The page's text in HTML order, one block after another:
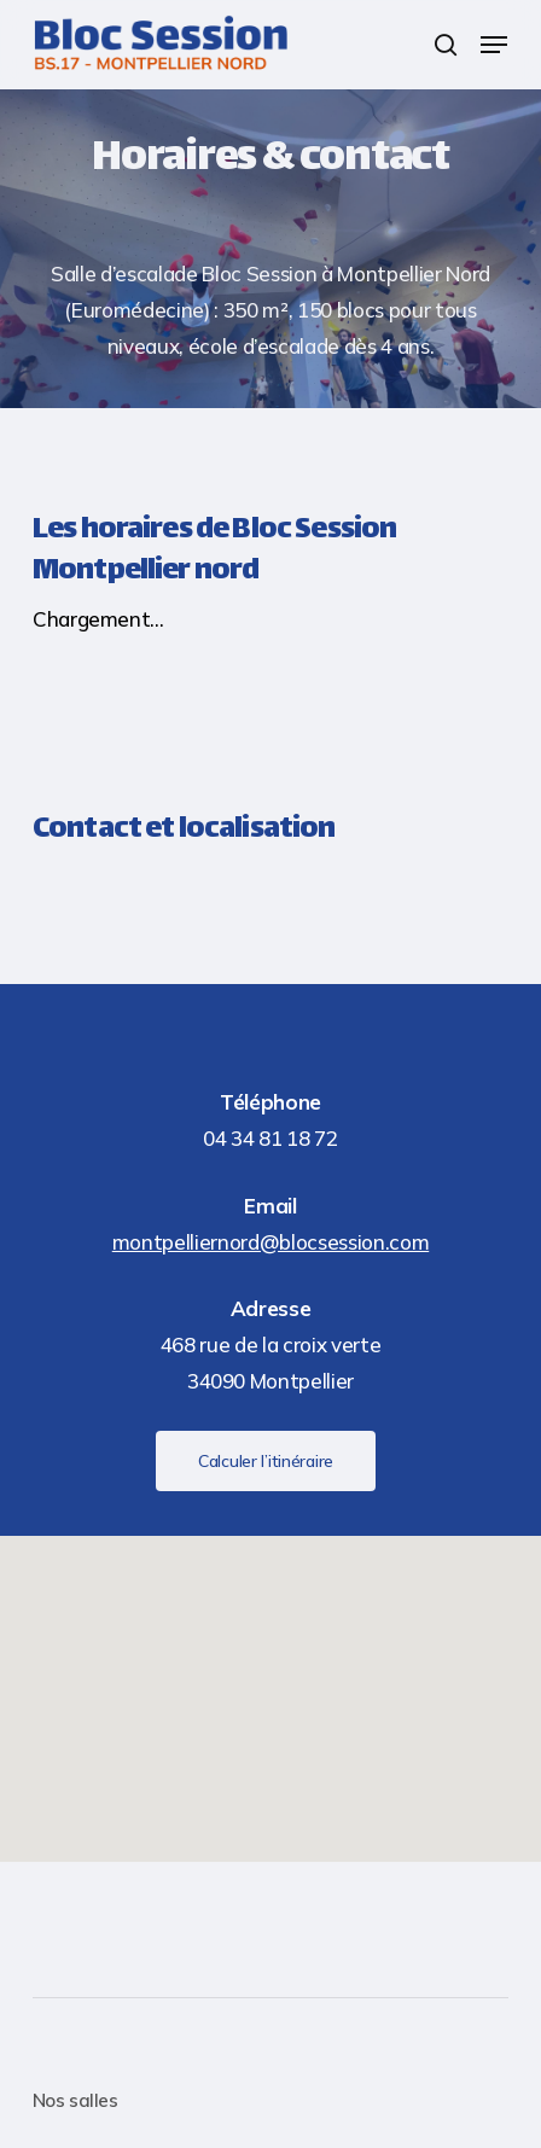
Skip
main
content
search
Menu
Horaires & contact
Salle d’escalade Bloc Session à Montpellier Nord
(Euromédecine) : 350 m², 150 blocs pour tous
niveaux, école d’escalade dès 4 ans.
Les horaires de Bloc Session
Montpellier nord
Chargement...
Contact et localisation
Téléphone
04 34 81 18 72
Email
montpelliernord@blocsession.com
Adresse
468 rue de la croix verte
34090 Montpellier
Calculer l’itinéraire
Nos salles
Menu